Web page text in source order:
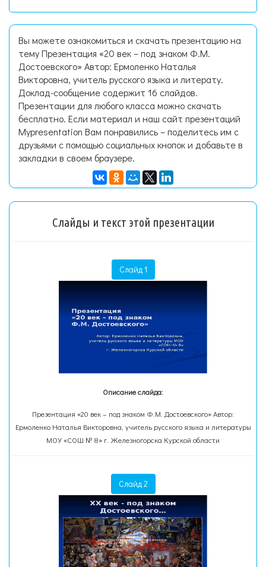
Вы можете ознакомиться и скачать презентацию на
тему Презентация «20 век – под знаком Ф.М.
Достоевского» Автор: Ермоленко Наталья
Викторовна, учитель русского языка и литерату.
Доклад-сообщение содержит 16 слайдов.
Презентации для любого класса можно скачать
бесплатно. Если материал и наш сайт презентаций
Mypresentation Вам понравились – поделитесь им с
друзьями с помощью социальных кнопок и добавьте в
закладки в своем браузере.
Слайды и текст этой презентации
Слайд 1
Описание слайда:
Презентация «20 век – под знаком Ф.М. Достоевского» Автор:
Ермоленко Наталья Викторовна, учитель русского языка и литературы
МОУ «СОШ № 8» г. Железногорска Курской области
Слайд 2